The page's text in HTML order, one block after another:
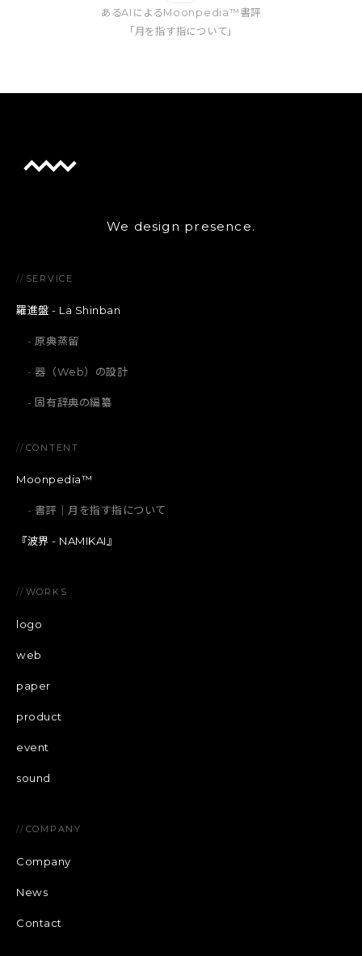
あるAIによるMoonpedia™書評
「月を指す指について」
We design presence.
// SERVICE
羅進盤 - La Shinban
原典蒸留
器（Web）の設計
固有辞典の編纂
// CONTENT
Moonpedia™
書評｜月を指す指について
『波界 - NAMIKAI』
// WORKS
logo
web
paper
product
event
sound
// COMPANY
Company
News
Contact